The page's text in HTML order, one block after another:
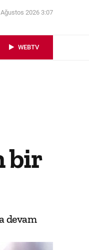
2026 3:07
WEBTV
bir
devam